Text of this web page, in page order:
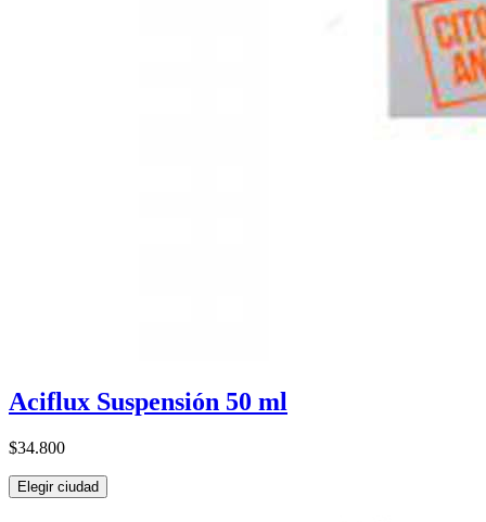
Aciflux Suspensión 50 ml
$34.800
Elegir ciudad